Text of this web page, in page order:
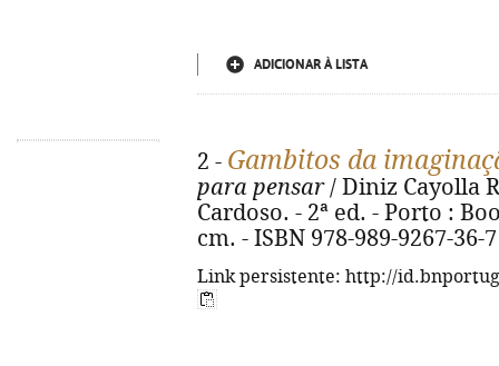
ADICIONAR À LISTA
2 - Gambitos da
para pensar/ Diniz Cayolla
Cardoso. - 2ª ed. - Porto :
cm. - ISBN 978-989-9267-36-7
Link persistente: http://